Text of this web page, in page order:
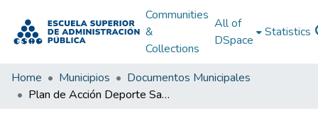
Communities
&
Collections
All of
DSpace
Statistics
Home Municipios
Documentos Municipales
Plan de Acción Deporte San Roque Antioquia 2013: PA Deporte San Roque Antioquia 2013